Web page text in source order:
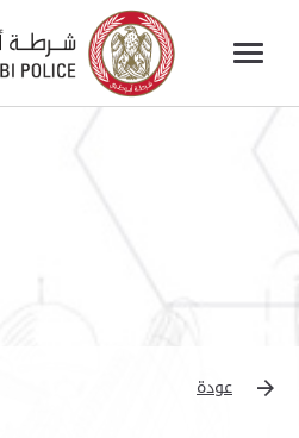
عودة